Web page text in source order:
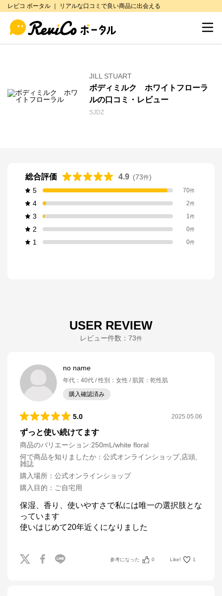
レビコ ポータル ｜ リアルな口コミで良い商品に出会える
JILL STUART
ボディミルク ホワイトフローラ
ルの口コミ・レビュー
SJDZ
総合評価 4.9 (73件)
5
70件
4 2件
3 1件
2 0件
1 0件
USER REVIEW
レビュー件数： 73件
no name
年代 ： 40代 性別 ： 女性 肌質 ： 乾性肌
購入確認済み
5.0 2025.05.06
ずっと使い続けてます
商品のバリエーション:250mL/white floral
何で商品を知りましたか ： 公式オンラインショップ,店頭,
雑誌
購入場所 ： 公式オンラインショップ
購入目的 ： ご自宅用
保湿、香り、使いやすさで私には唯一の選択肢とな
っています
使いはじめて20年近くになりました
参考になった 0 Like! 1